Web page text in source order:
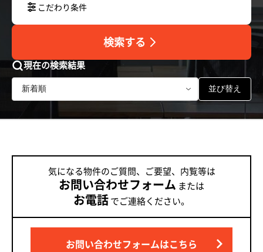
こだわり条件
検索する
現在の検索結果
並び替え
気になる物件のご質問、ご要望、内覧等は
お問い合わせフォーム または
お電話でご連絡ください。
お問い合わせフォームはこちら